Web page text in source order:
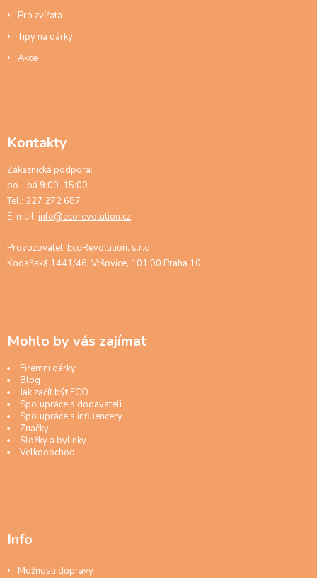
Pro zvířata
Tipy na dárky
Akce
Kontakty
Zákaznická podpora:
po - pá 9:00-15:00
Tel.: 227 272 687
E-mail: info@ecorevolution.cz
Provozovatel: EcoRevolution, s.r.o.
Kodaňská 1441/46, Vršovice, 101 00 Praha 10
Mohlo by vás zajímat
Firemní dárky
Blog
Jak začít být ECO
Spolupráce s dodavateli
Spolupráce s influencery
Značky
Složky a bylinky
Velkoobchod
Info
Možnosti dopravy